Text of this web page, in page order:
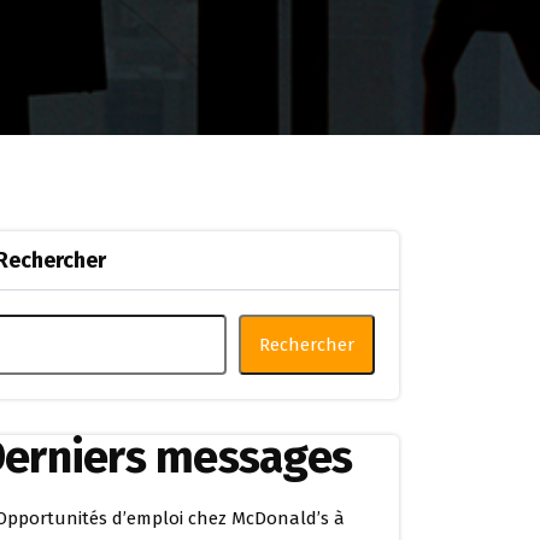
Rechercher
messages
d’emploi chez McDonald’s à